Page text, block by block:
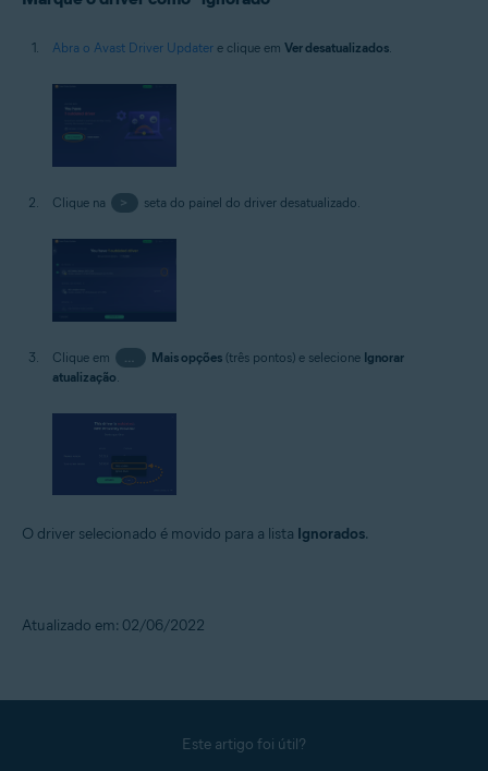
Abra o Avast Driver Updater e clique em Ver desatualizados
Clique na > seta do painel do driver desatualizado.
Clique em Mais opções(três pontos) e selecione Ignorar
atualização
O driver selecionado é movido para a lista Ignorados.
Atualizado em: 02/06/2022
Este artigo foi útil?